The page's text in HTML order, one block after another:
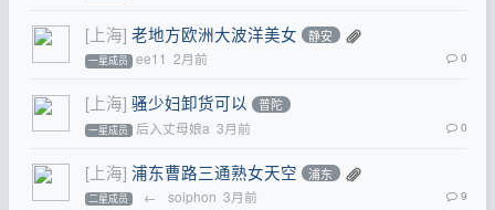
[上海] 老地方欧洲大波洋美女 静安
一星成员 ee11 2月前 0
[上海] 骚少妇卸货可以 普陀
一星成员 后入丈母娘a 3月前 0
[上海] 浦东曹路三通熟女天空 浦东
二星成员 ← soiphon 3月前 9